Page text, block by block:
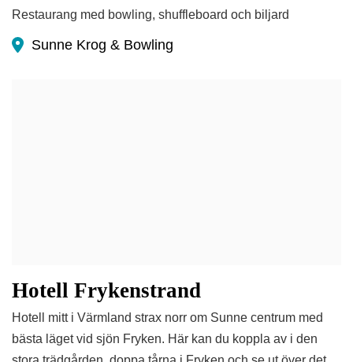
Restaurang med bowling, shuffleboard och biljard
Sunne Krog & Bowling
Hotell Frykenstrand
Hotell mitt i Värmland strax norr om Sunne centrum med
bästa läget vid sjön Fryken. Här kan du koppla av i den